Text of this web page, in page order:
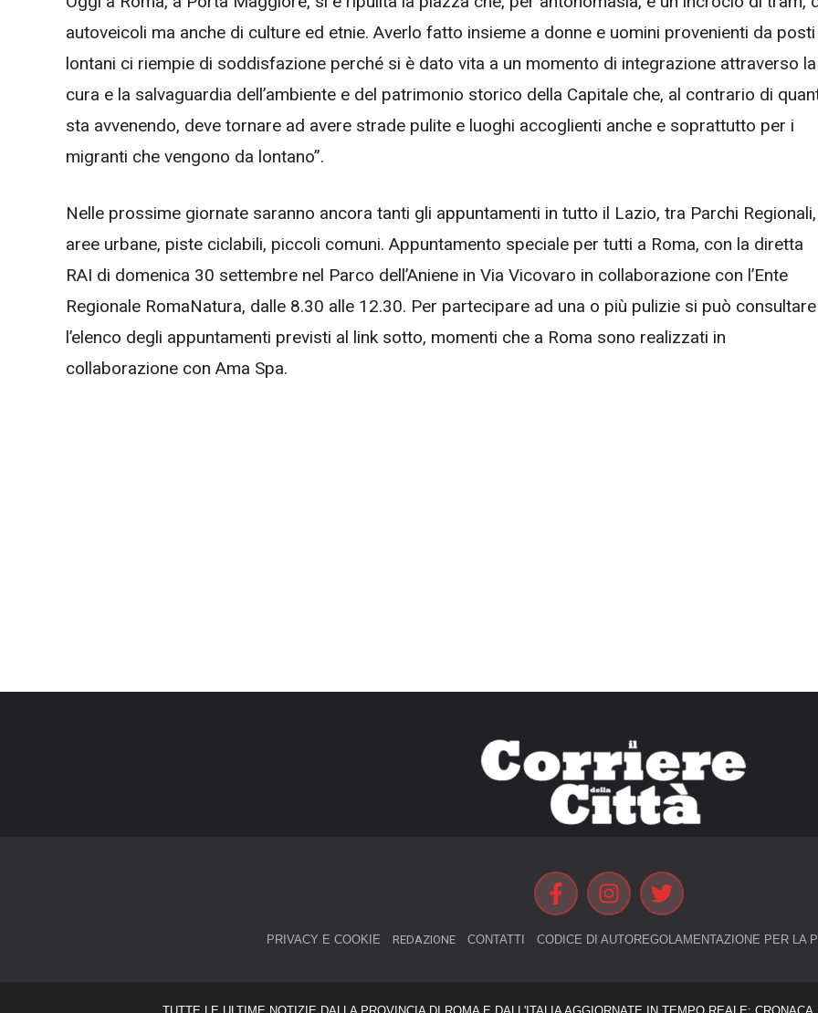
autoveicoli ma anche di culture ed etnie. Averlo fatto insieme a donne e uomini provenienti da posti
lontani ci riempie di soddisfazione perché si è dato vita a un momento di integrazione attraverso la
cura e la salvaguardia dell’ambiente e del patrimonio storico della Capitale che, al contrario di
sta avvenendo, deve tornare ad avere strade pulite e luoghi accoglienti anche e soprattutto per i
migranti che vengono da lontano”.
Nelle prossime giornate saranno ancora tanti gli appuntamenti in tutto il Lazio, tra Parchi Regionali,
aree urbane, piste ciclabili, piccoli comuni. Appuntamento speciale per tutti a Roma, con la diretta
RAI di domenica 30 settembre nel Parco dell’Aniene in Via Vicovaro in collaborazione con l’Ente
Regionale RomaNatura, dalle 8.30 alle 12.30. Per partecipare ad una o più pulizie si può consultare
l’elenco degli appuntamenti previsti al link sotto, momenti che a Roma sono realizzati in
collaborazione con Ama Spa.
PRIVACY E COOKIE REDAZIONE CONTATTI CODICE DI AUTOREGOLAMENTAZIONE PER LA